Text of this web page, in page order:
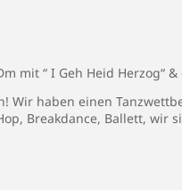
mit “ I Geh Heid Herzog“
Wir haben einen
Breakdance, Ballett,